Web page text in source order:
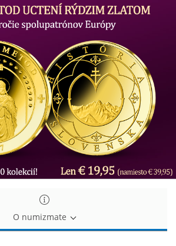
O numizmate